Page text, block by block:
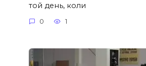
той день, коли
0 1